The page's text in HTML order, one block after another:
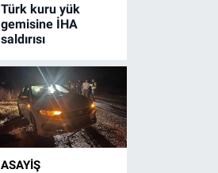
Türk kuru yük
gemisine İHA
saldırısı
ASAYİŞ